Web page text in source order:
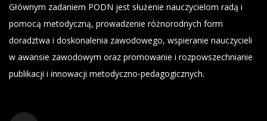
Głównym zadaniem PODN jest służenie nauczycielom radą i
pomocą metodyczną, prowadzenie różnorodnych form
doradztwa i doskonalenia zawodowego, wspieranie nauczycieli
w awansie zawodowym oraz promowanie i rozpowszechnianie
publikacji i innowacji metodyczno-pedagogicznych.